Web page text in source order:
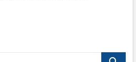
Поиск…